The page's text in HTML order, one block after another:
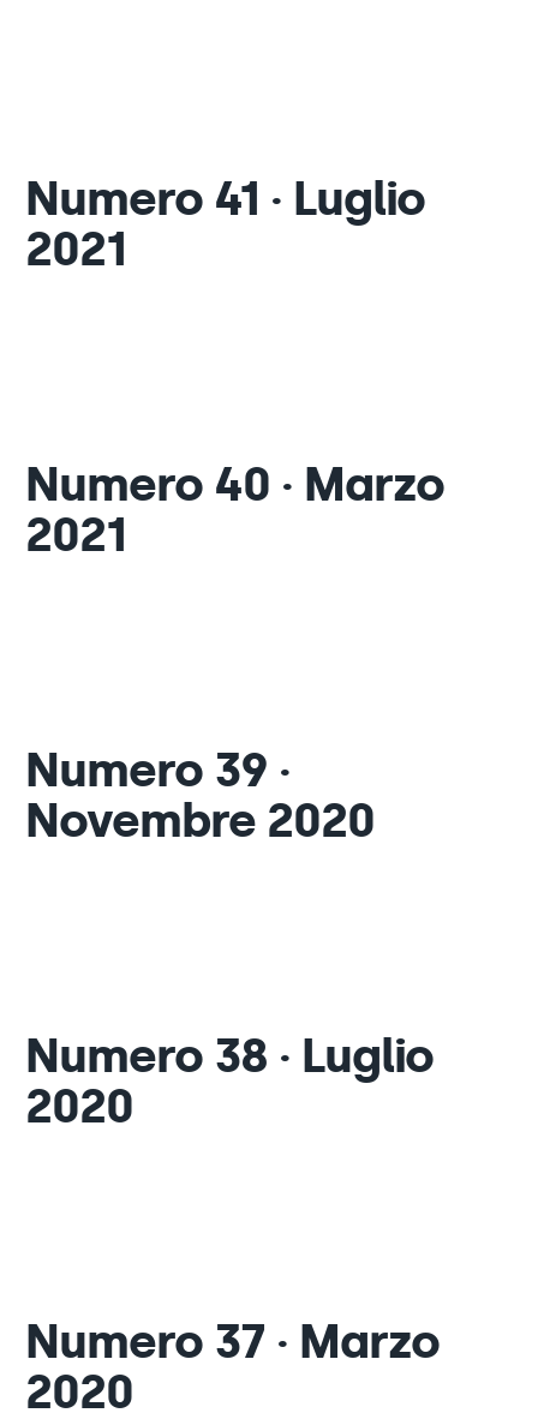
Numero 41 · Luglio
2021
Numero 40 · Marzo
2021
Numero 39 ·
Novembre 2020
Numero 38 · Luglio
2020
Numero 37 · Marzo
2020